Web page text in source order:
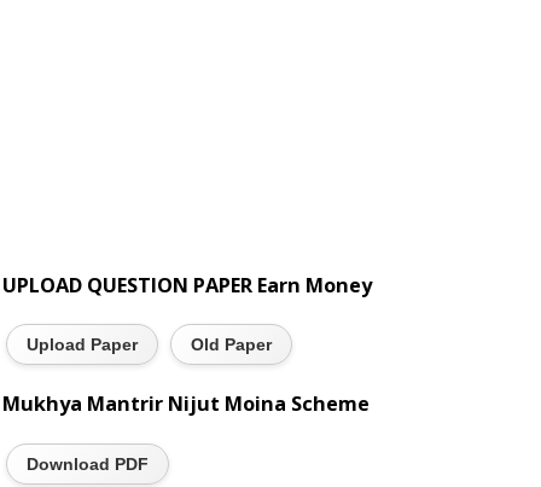
UPLOAD QUESTION PAPER Earn Money
Upload Paper Old Paper
Mukhya Mantrir Nijut Moina Scheme
Download PDF